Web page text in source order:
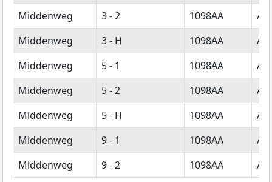
Middenweg
3 - 2 1098AA
Middenweg
3 - H 1098AA
Middenweg
5 - 1 1098AA
Middenweg
5 - 2 1098AA
Middenweg
5 - H 1098AA
Middenweg
9 - 1 1098AA
Middenweg
9 - 2 1098AA